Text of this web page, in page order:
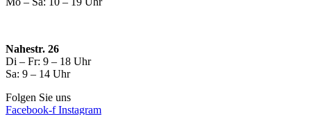
Nahestr. 26
Di – Fr: 9 – 18 Uhr
Sa: 9 – 14 Uhr
Folgen Sie uns
Facebook-f Instagram